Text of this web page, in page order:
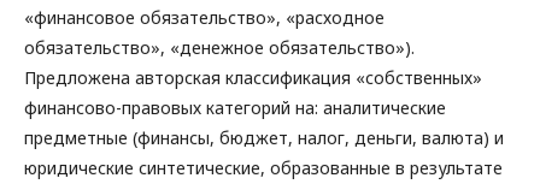
«финансовое обязательство», «расходное
обязательство», «денежное обязательство»).
Предложена авторская классификация «собственных»
финансово-правовых категорий на: аналитические
предметные (финансы, бюджет, налог, деньги, валюта) и
юридические синтетические, образованные в результате